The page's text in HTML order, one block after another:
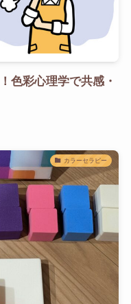
色彩心理学で共感・
カラーセラピー